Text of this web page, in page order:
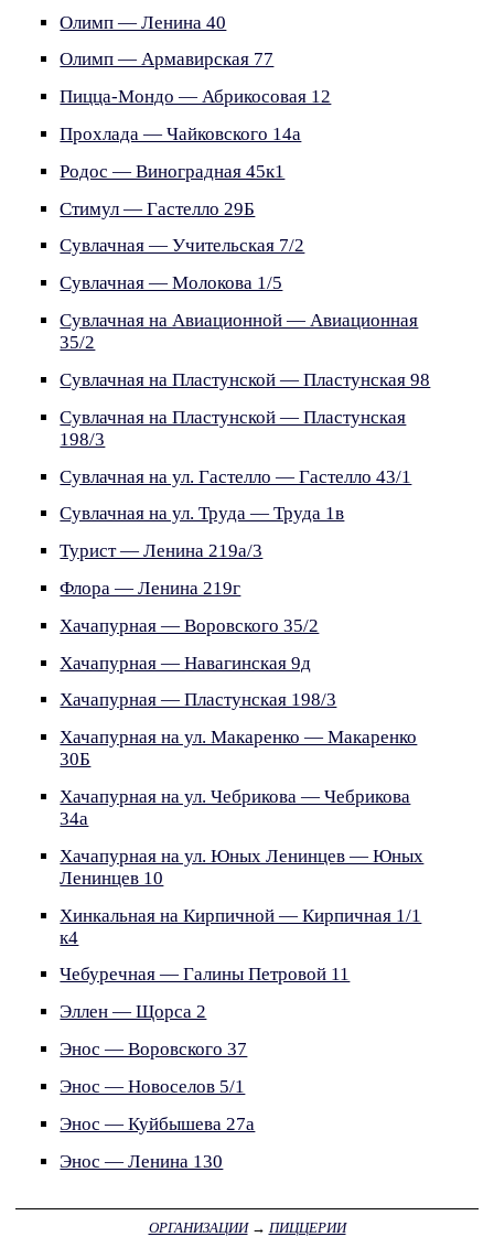
Олимп — Ленина 40
Олимп — Армавирская 77
Пицца-Мондо — Абрикосовая 12
Прохлада — Чайковского 14а
Родос — Виноградная 45к1
Стимул — Гастелло 29Б
Сувлачная — Учительская 7/2
Сувлачная — Молокова 1/5
Сувлачная на Авиационной — Авиационная
35/2
Сувлачная на Пластунской — Пластунская 98
Сувлачная на Пластунской — Пластунская
198/3
Сувлачная на ул. Гастелло — Гастелло 43/1
Сувлачная на ул. Труда — Труда 1в
Турист — Ленина 219а/3
Флора — Ленина 219г
Хачапурная — Воровского 35/2
Хачапурная — Навагинская 9д
Хачапурная — Пластунская 198/3
Хачапурная на ул. Макаренко — Макаренко
30Б
Хачапурная на ул. Чебрикова — Чебрикова
34а
Хачапурная на ул. Юных Ленинцев — Юных
Ленинцев 10
Хинкальная на Кирпичной — Кирпичная 1/1
к4
Чебуречная — Галины Петровой 11
Эллен — Щорса 2
Энос — Воровского 37
Энос — Новоселов 5/1
Энос — Куйбышева 27а
Энос — Ленина 130
ОРГАНИЗАЦИИ→ ПИЦЦЕРИИ